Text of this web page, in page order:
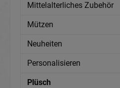
Mittelalterliches Zubehör
Mützen
Neuheiten
Personalisieren
Plüsch